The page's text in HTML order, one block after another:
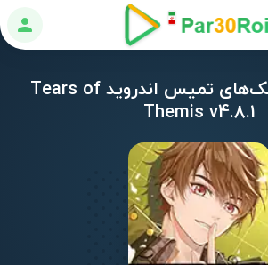
ورود
دانلود بازی اشک‌های تمیس اندروید Tears of
Themis v4.8.1